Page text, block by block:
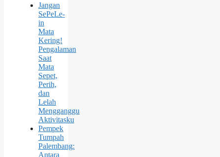
Jangan
SePeLe-
in
Mata
Kering!
Pengalaman
Saat
Mata
Sepet,
Perih,
dan
Lelah
Mengganggu
Aktivitasku
Pempek
Tumpah
Palembang:
Antara